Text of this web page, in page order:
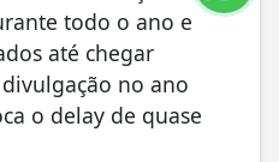
todo o ano e
até chegar
no ano
o delay de quase